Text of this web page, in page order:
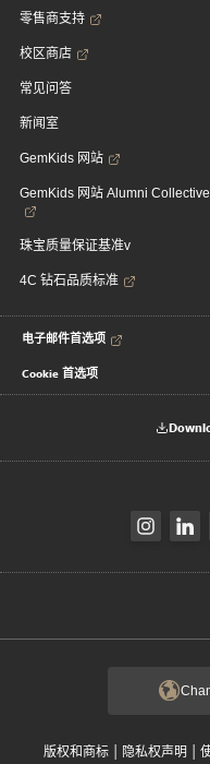
零售商支持
校区商店
常见问答
新闻室
GemKids 网站
GemKids 网站 Alumni Collective
珠宝质量保证基准v
4C 钻石品质标准
电子邮件首选项
Cookie 首选项
版权和商标 | 隐私权声明 |